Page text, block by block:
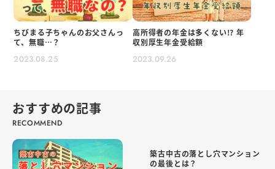
ちびまる子ちゃんのお父さんっ
て、無職…？
2023.08.25
高所得者の年金は多くない!? 年
収別厚生年金受給額
2023.09.26
おすすめの記事
築古中古の落とし穴マンション
の最後とは？